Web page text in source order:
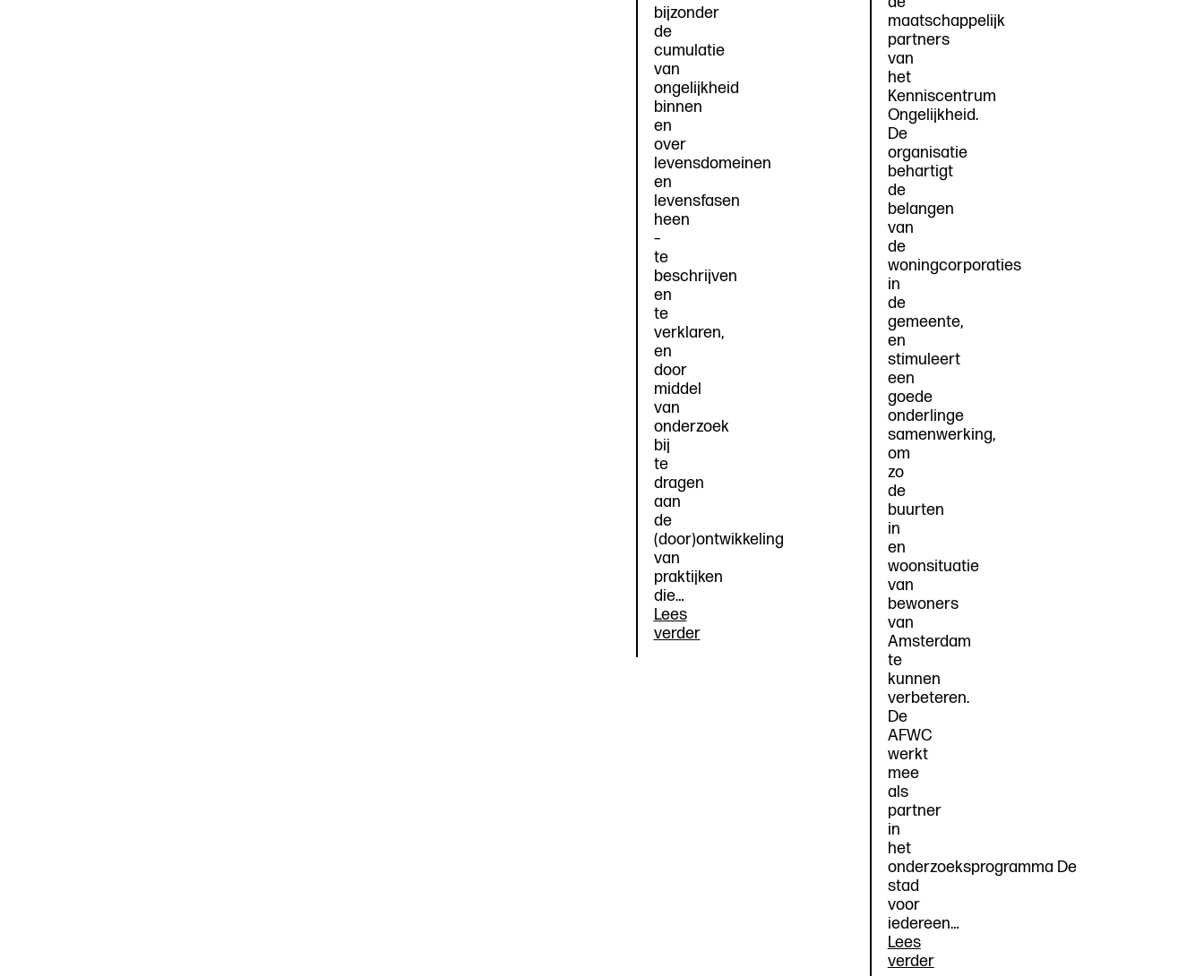
bijzonder
de
cumulatie
van
ongelijkheid
binnen
en
over
levensdomeinen
en
levensfasen
heen
–
te
beschrijven
en
te
verklaren,
en
door
middel
van
onderzoek
bij
te
dragen
aan
de
(door)ontwikkeling
van
praktijken
die…
Lees
verderCumulatie
maatschappelijk
partners
van
het
Kenniscentrum
Ongelijkheid.
De
organisatie
behartigt
de
belangen
van
de
woningcorporaties
in
de
gemeente,
en
stimuleert
een
goede
onderlinge
samenwerking,
om
zo
de
buurten
in
en
woonsituatie
van
bewoners
van
Amsterdam
te
kunnen
verbeteren.
De
AFWC
werkt
mee
als
partner
in
het
onderzoeksprogramma De
stad
voor
iedereen…
Lees
verderDe